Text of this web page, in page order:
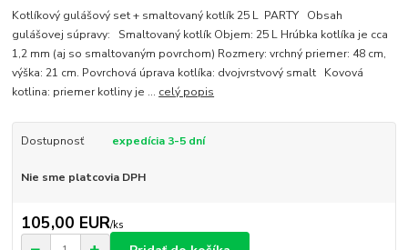
Kotlíkový gulášový set + smaltovaný kotlík 25 L PARTY Obsah
gulášovej súpravy: Smaltovaný kotlík Objem: 25 L Hrúbka kotlíka je cca
1,2 mm (aj so smaltovaným povrchom) Rozmery: vrchný priemer: 48 cm,
výška: 21 cm. Povrchová úprava kotlíka: dvojvrstvový smalt Kovová
kotlina: priemer kotliny je ... celý popis
Dostupnosť expedícia 3-5 dní
Nie sme platcovia DPH
105,00 EUR/ks